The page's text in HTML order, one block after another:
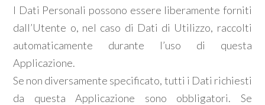
I Dati Personali possono essere liberamente forniti
dall’Utente o, nel caso di Dati di Utilizzo, raccolti
automaticamente durante l’uso di questa
Applicazione.
Se non diversamente specificato, tutti i Dati richiesti
da questa Applicazione sono obbligatori. Se
Residenziali
Commerciali